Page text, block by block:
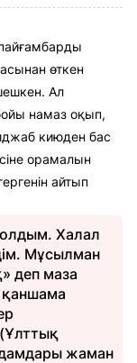
өткен
Ал
намаз оқып,
киюден бас
орамалын
айтып
Халал
Мұсылман
деп маза
жаман